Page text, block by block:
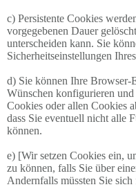
c) Persistente Cookies
vorgegebenen Dauer
unterscheiden kann. Sie
Sicherheitseinstellungen
d) Sie können Ihre Browser-
Wünschen konfigurieren
Cookies oder allen Cookies
dass Sie eventuell nicht alle
können.
e) [Wir setzen Cookies ein,
zu können, falls Sie über
Andernfalls müssten Sie